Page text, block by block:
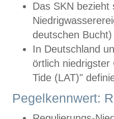
Das SKN
deutschen
In Deutschland
örtlich
Tide (LAT)"
Pegelkennwert: